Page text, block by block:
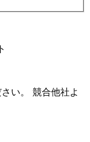
い。 競合他社よ